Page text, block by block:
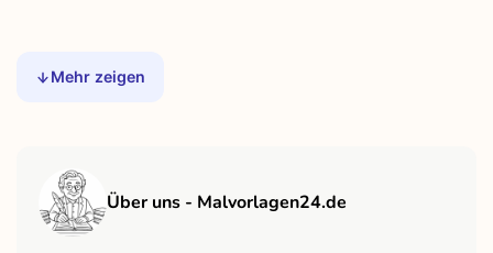
Mehr zeigen
Über uns - Malvorlagen24.de